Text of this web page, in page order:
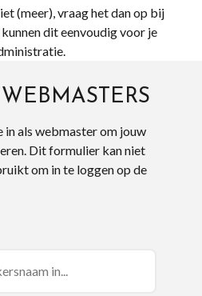
(meer), vraag het dan op bij
dit eenvoudig voor je
als webmaster om jouw
Dit formulier kan niet
om in te loggen op de